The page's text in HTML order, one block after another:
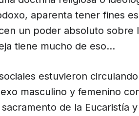
aparenta tener fines
un poder absoluto sobre
tiene mucho de eso…
estuvieron
masculino y femenino
de la Eucaristía